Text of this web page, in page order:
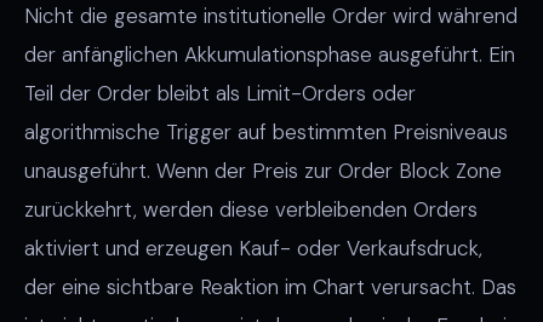
Nicht die gesamte institutionelle Order wird während
der anfänglichen Akkumulationsphase ausgeführt. Ein
Teil der Order bleibt als Limit-Orders oder
algorithmische Trigger auf bestimmten Preisniveaus
unausgeführt. Wenn der Preis zur Order Block Zone
zurückkehrt, werden diese verbleibenden Orders
aktiviert und erzeugen Kauf- oder Verkaufsdruck,
der eine sichtbare Reaktion im Chart verursacht. Das